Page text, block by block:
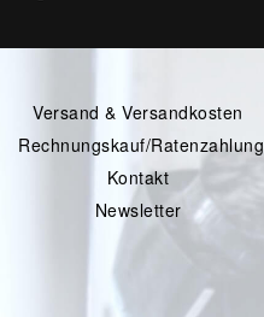
Versand & Versandkosten
Rechnungskauf/Ratenzahlung
Kontakt
Newsletter